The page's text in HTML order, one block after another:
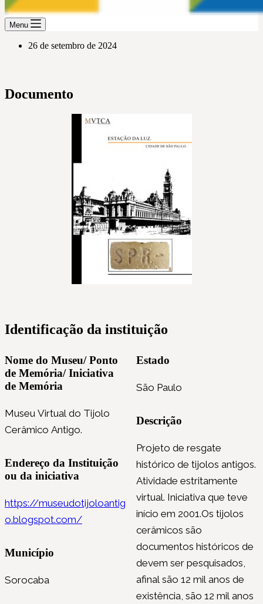
Menu
26 de setembro de 2024
Documento
Identificação da instituição
Nome do Museu/ Ponto
de Memória/ Iniciativa
de Memória
Museu Virtual do Tijolo
Cerâmico Antigo.
Endereço da Instituição
ou da iniciativa
https://museudotijoloantig
o.blogspot.com/
Município
Sorocaba
Estado
São Paulo
Descrição
Projeto de resgate
histórico de tijolos antigos.
Atividade estritamente
virtual. Iniciativa que teve
início em 2001.Os tijolos
cerâmicos são
documentos históricos de
devem ser pesquisados,
afinal são 12 mil anos de
existência, são 12 mil anos